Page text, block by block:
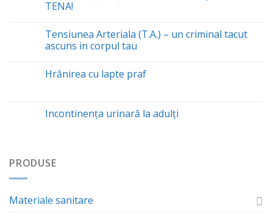
TENA!
Tensiunea Arteriala (T.A.) – un criminal tacut
ascuns in corpul tau
Hrănirea cu lapte praf
Incontinența urinară la adulți
PRODUSE
Materiale sanitare